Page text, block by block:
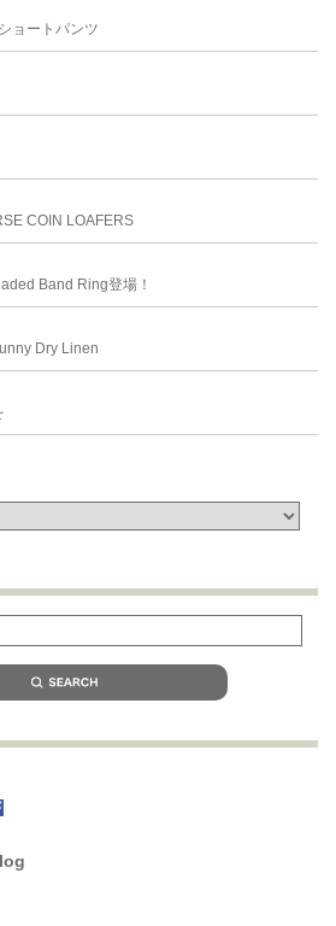
ョートパンツ
COIN LOAFERS
Band Ring登場！
Dry Linen